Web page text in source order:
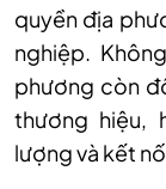
quyền địa
nghiệp.
phương còn
thương hiệu,
lượng và kết